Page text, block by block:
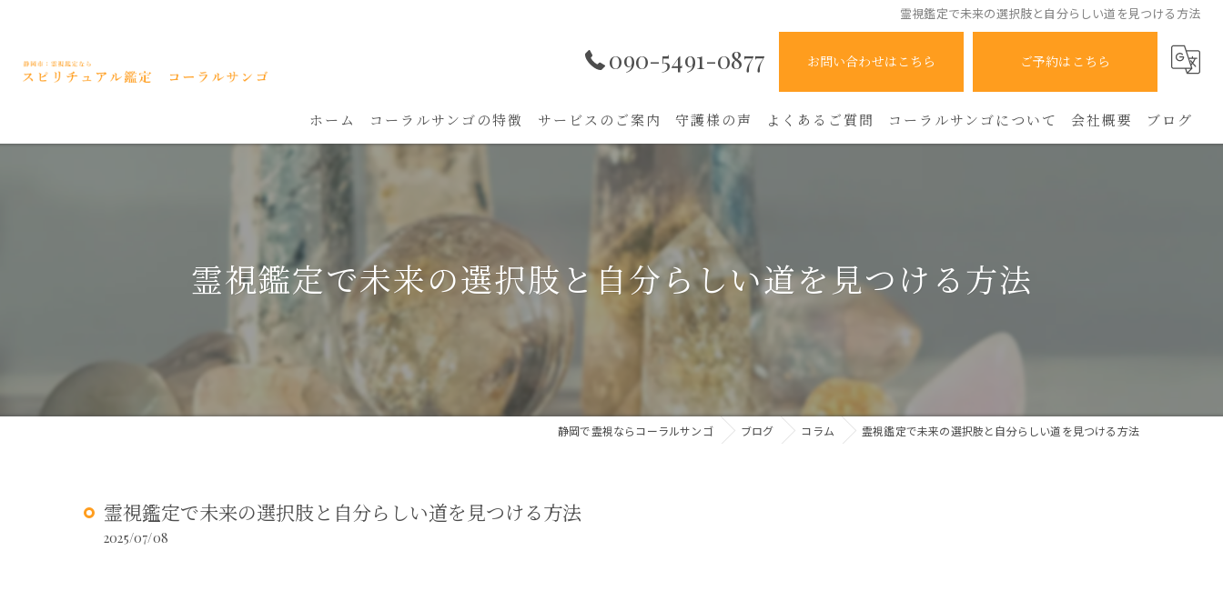
霊視鑑定で未来の選択肢と自分らしい道を見つける方法
090-5491-0877 お問い合わせはこちら ご予約はこちら
ホーム コーラルサンゴの特徴 サービスのご案内 守護様の声 よくあるご質問 コーラルサンゴについて
占い
人生相談
会社概要 ブログ
霊視鑑定で未来の選択肢と自分らしい道を見つける方法
静岡で霊視ならコーラルサンゴ ブログ コラム 霊視鑑定で未来の選択肢と自分らしい道を見つける方法
霊視鑑定で未来の選択肢と自分らしい道を見つける方法
2025/07/08